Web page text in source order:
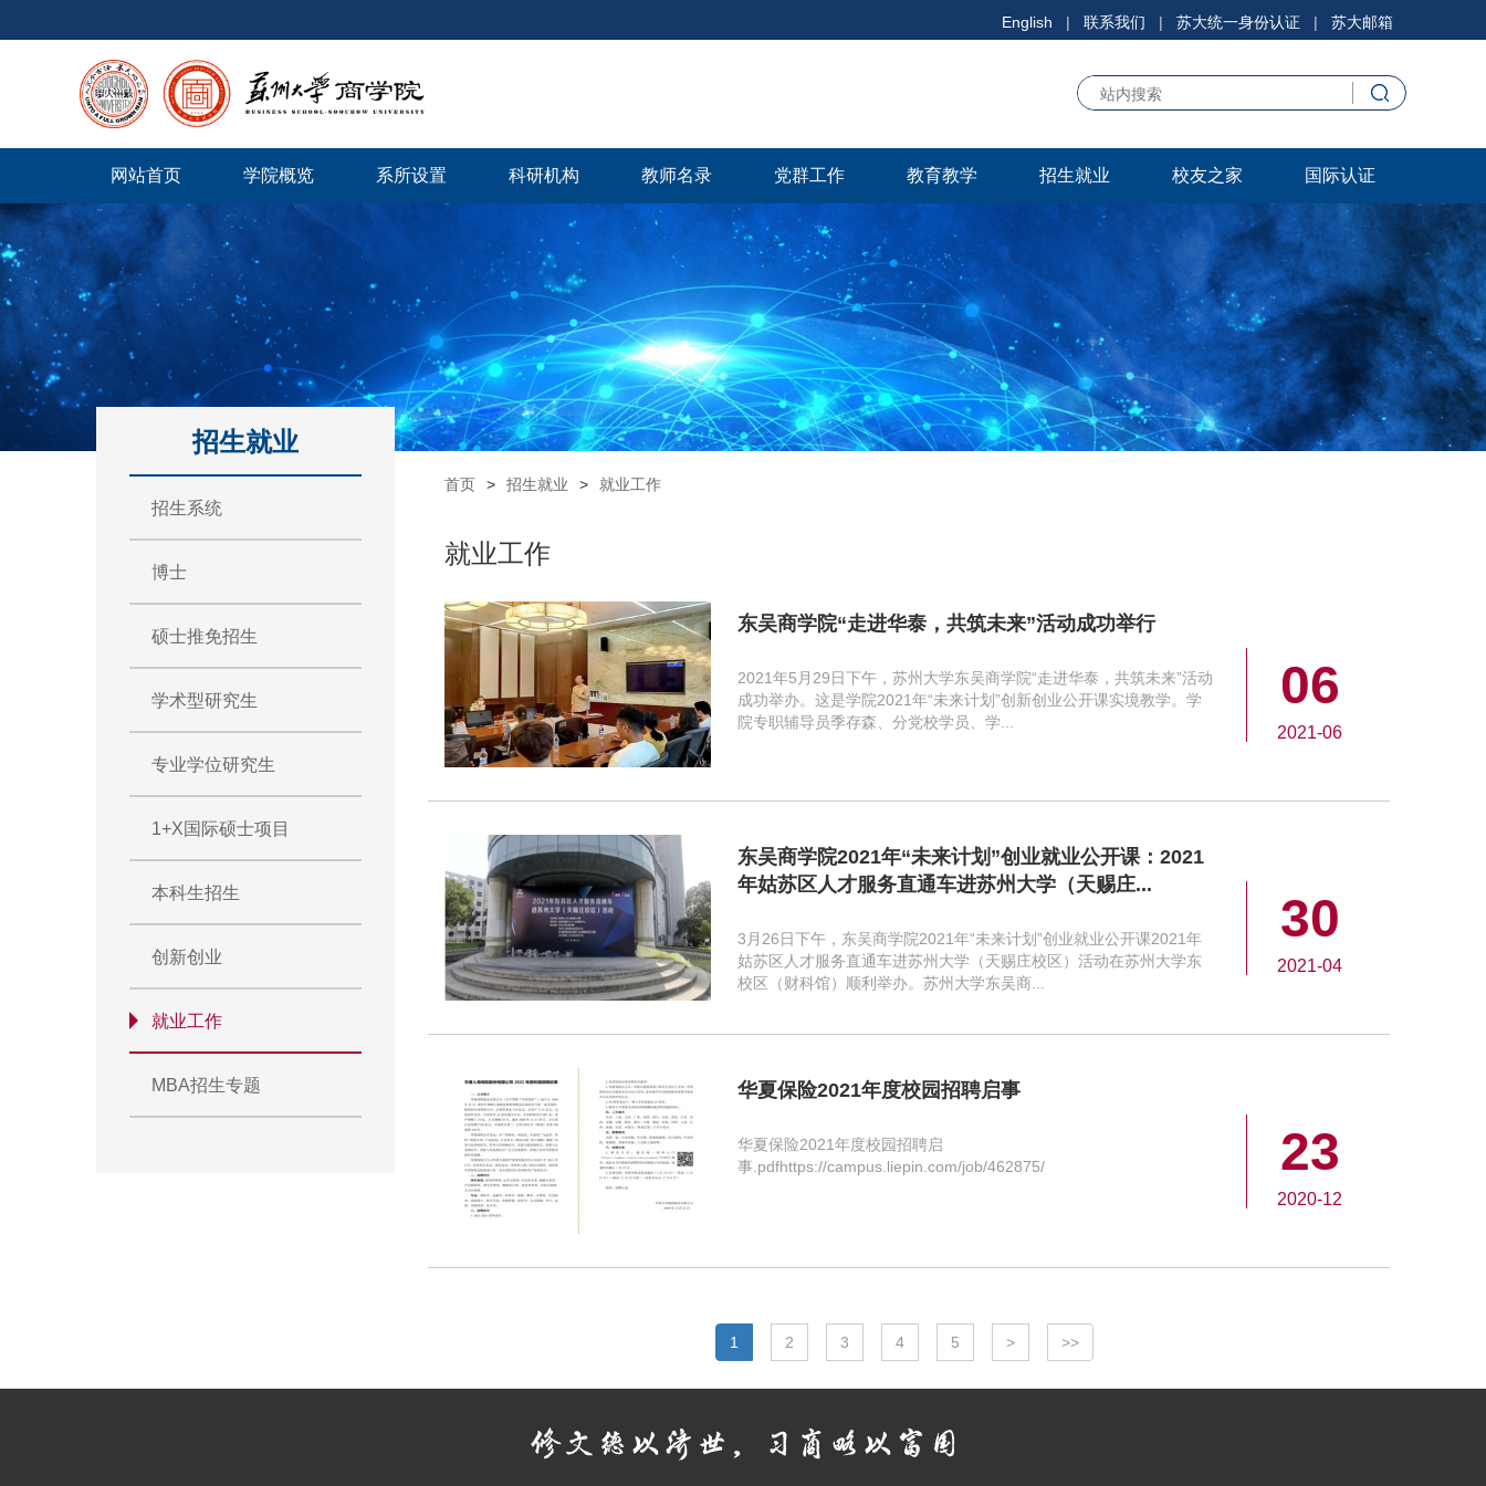
English | 联系我们 | 苏大统一身份认证 | 苏大邮箱
网站首页 学院概览 系所设置 科研机构 教师名录 党群工作 教育教学 招生就业 校友之家 国际认证
招生就业
招生系统
博士
硕士推免招生
学术型研究生
专业学位研究生
1+X国际硕士项目
本科生招生
创新创业
就业工作
MBA招生专题
首页 > 招生就业 > 就业工作
就业工作
东吴商学院“走进华泰，共筑未来”活动成功举行
2021年5月29日下午，苏州大学东吴商学院“走进华泰，共筑未来”活动
成功举办。这是学院2021年“未来计划”创新创业公开课实境教学。学
院专职辅导员季存森、分党校学员、学...
06
2021-06
东吴商学院2021年“未来计划”创业就业公开课：2021
年姑苏区人才服务直通车进苏州大学（天赐庄...
3月26日下午，东吴商学院2021年“未来计划”创业就业公开课2021年
姑苏区人才服务直通车进苏州大学（天赐庄校区）活动在苏州大学东
校区（财科馆）顺利举办。苏州大学东吴商...
30
2021-04
华夏保险2021年度校园招聘启事
华夏保险2021年度校园招聘启
事.pdfhttps://campus.liepin.com/job/462875/
23
2020-12
1 2 3 4 5 > >>